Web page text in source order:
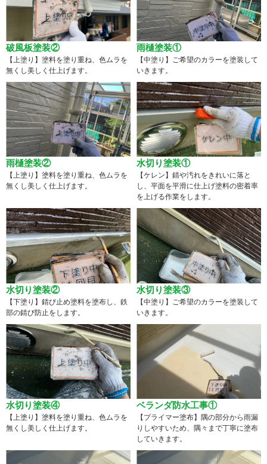
破風板塗装②
【上塗り】塗料を塗り重ね、色ムラを
無くし美しく仕上げます。
雨樋塗装①
【中塗り】ご希望のカラーを塗装して
いきます。
雨樋塗装②
【上塗り】塗料を塗り重ね、色ムラを
無くし美しく仕上げます。
水切り塗装①
【ケレン】錆や汚れをきれいに落と
し、平面を平滑に仕上げ塗料の密着率
を上げる作業をします。
水切り塗装②
【下塗り】錆び止め塗料を塗布し、鉄
部の錆び防止をします。
水切り塗装③
【中塗り】ご希望のカラーを塗装して
いきます。
水切り塗装④
【上塗り】塗料を塗り重ね、色ムラを
無くし美しく仕上げます。
ベランダ防水工事①
【プライマー塗布】隅の部分から雨漏
りしやすいため、隅々まで丁寧に塗布
していきます。